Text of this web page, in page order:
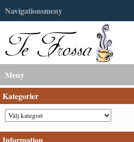
Navigationsmeny
Meny
Kategorier